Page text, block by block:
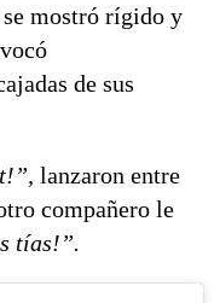
mostró rígido y
de sus
lanzaron entre
compañero le
tías!”.